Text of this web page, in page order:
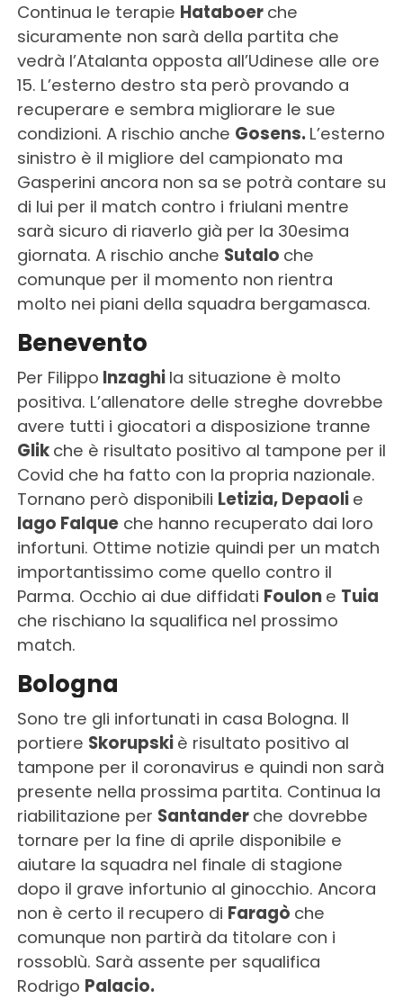
Continua le terapie Hataboer che
sicuramente non sarà della partita che
vedrà l’Atalanta opposta all’Udinese alle ore
15. L’esterno destro sta però provando a
recuperare e sembra migliorare le sue
condizioni. A rischio anche Gosens. L’esterno
sinistro è il migliore del campionato ma
Gasperini ancora non sa se potrà contare su
di lui per il match contro i friulani mentre
sarà sicuro di riaverlo già per la 30esima
giornata. A rischio anche Sutalo che
comunque per il momento non rientra
molto nei piani della squadra bergamasca.
Benevento
Per Filippo Inzaghi la situazione è molto
positiva. L’allenatore delle streghe dovrebbe
avere tutti i giocatori a disposizione tranne
Glik che è risultato positivo al tampone per il
Covid che ha fatto con la propria nazionale.
Tornano però disponibili Letizia, Depaoli e
Iago Falqueche hanno recuperato dai loro
infortuni. Ottime notizie quindi per un match
importantissimo come quello contro il
Parma. Occhio ai due diffidati Foulon e Tuia
che rischiano la squalifica nel prossimo
match.
Bologna
Sono tre gli infortunati in casa Bologna. Il
portiere Skorupski è risultato positivo al
tampone per il coronavirus e quindi non sarà
presente nella prossima partita. Continua la
riabilitazione per Santander che dovrebbe
tornare per la fine di aprile disponibile e
aiutare la squadra nel finale di stagione
dopo il grave infortunio al ginocchio. Ancora
non è certo il recupero di Faragò che
comunque non partirà da titolare con i
rossoblù. Sarà assente per squalifica
Rodrigo Palacio.